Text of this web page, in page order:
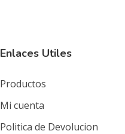
Enlaces Utiles
Productos
Mi cuenta
Politica de Devolucion